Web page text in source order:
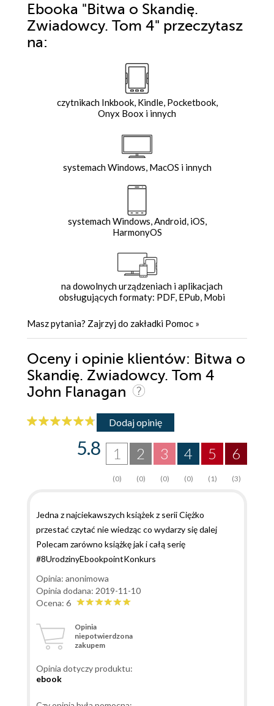
Ebooka "Bitwa o Skandię.
Zwiadowcy. Tom 4" przeczytasz
na:
czytnikach Inkbook, Kindle, Pocketbook,
Onyx Boox i innych
systemach Windows, MacOS i innych
systemach Windows, Android, iOS,
HarmonyOS
na dowolnych urządzeniach i aplikacjach
obsługujących formaty: PDF, EPub, Mobi
Masz pytania? Zajrzyj do zakładki Pomoc »
Oceny i opinie klientów: Bitwa o
Skandię. Zwiadowcy. Tom 4
John Flanagan
Dodaj opinię
6
(3)
5
(1)
4
(0)
3
(0)
2
(0)
1
(0)
5.8
Jedna z najciekawszych książek z serii Ciężko
przestać czytać nie wiedząc co wydarzy się dalej
Polecam zarówno książkę jak i całą serię
#8UrodzinyEbookpointKonkurs
Opinia: anonimowa
Opinia dodana: 2019-11-10
Ocena: 6
Opinia
niepotwierdzona
zakupem
Opinia dotyczy produktu:
ebook